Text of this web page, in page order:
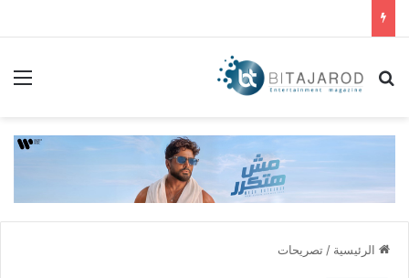
بحث عن
الرئيسية / تصريحات